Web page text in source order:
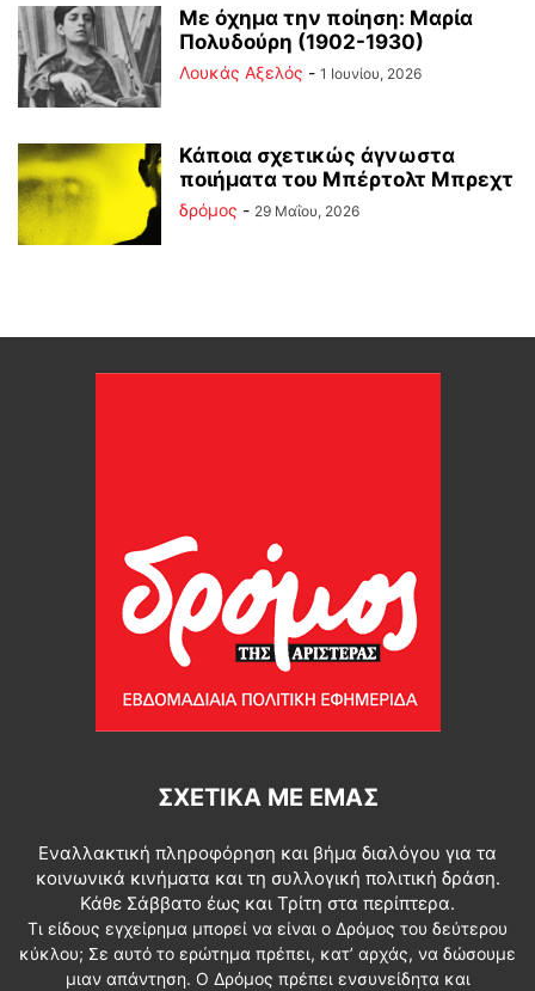
Με όχημα την ποίηση: Μαρία
Πολυδούρη (1902-1930)
Λουκάς Αξελός - 1 Ιουνίου, 2026
Κάποια σχετικώς άγνωστα
ποιήματα του Μπέρτολτ Μπρεχτ
δρόμος - 29 Μαΐου, 2026
ΣΧΕΤΙΚΆ ΜΕ ΕΜΆΣ
Εναλλακτική πληροφόρηση και βήμα διαλόγου για τα
κοινωνικά κινήματα και τη συλλογική πολιτική δράση.
Κάθε Σάββατο έως και Τρίτη στα περίπτερα.
Τι είδους εγχείρημα μπορεί να είναι ο Δρόμος του δεύτερου
κύκλου; Σε αυτό το ερώτημα πρέπει, κατ’ αρχάς, να δώσουμε
μιαν απάντηση. Ο Δρόμος πρέπει ενσυνείδητα και